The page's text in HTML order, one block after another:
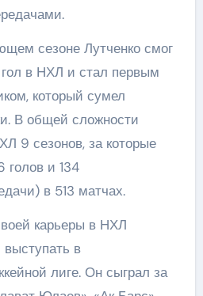
сезоне Лутченко смог
в НХЛ и стал первым
который сумел
В общей сложности
9 сезонов, за которые
голов и 134
в 513 матчах.
карьеры в НХЛ
в
лиге. Он сыграл за